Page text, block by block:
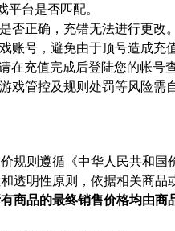
平台是否匹配。
否正确，充错无法进行更改。
账号，避免由于顶号造成充
在充值完成后登陆您的帐号
戏管控及规则处罚等风险需
规则遵循《中华人民共和
透明性原则，依据相关商
商品的最终销售价格均由